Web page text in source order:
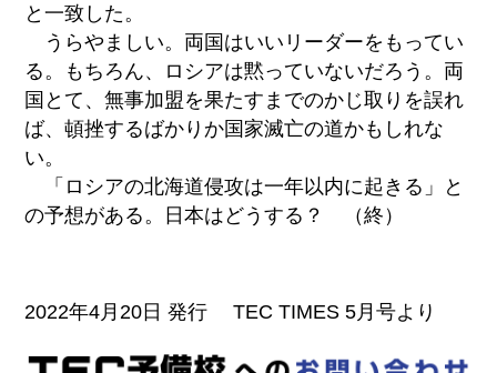
と一致した。
うらやましい。両国はいいリーダーをもってい
る。もちろん、ロシアは黙っていないだろう。両
国とて、無事加盟を果たすまでのかじ取りを誤れ
ば、頓挫するばかりか国家滅亡の道かもしれな
い。
「ロシアの北海道侵攻は一年以内に起きる」と
の予想がある。日本はどうする？ （終）
2022年4月20日 発行 TEC TIMES 5月号より